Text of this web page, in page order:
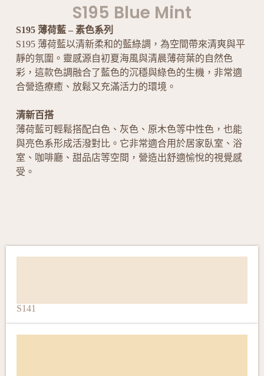
S195 Blue Mint
S195 薄荷藍 – 素色系列
S195 薄荷藍以清新柔和的藍綠調，為空間帶來清爽與平
靜的氛圍。靈感源自初夏海風與清晨薄荷葉的自然色
彩，這款色調融合了藍色的沉穩與綠色的生機，非常適
合營造療癒、放鬆又充滿活力的環境。
清新百搭
薄荷藍可輕鬆搭配白色、灰色、原木色等中性色，也能
與亮色系形成活潑對比。它非常適合用於居家臥室、浴
室、咖啡廳、甜品店等空間，營造出舒適愉悅的視覺感
受。
S141